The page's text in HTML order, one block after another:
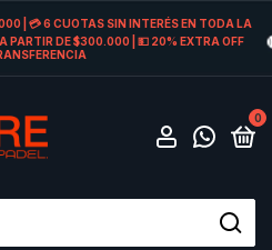
| 💳 6 CUOTAS SIN INTERÉS EN TODA LA
PARTIR DE $300.000 | 💵 20% EXTRA OFF
0